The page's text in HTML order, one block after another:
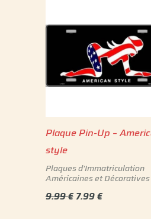
Plaque Pin-Up –
style
Plaques d'Immatriculation
Américaines et Décoratives
9.99€
9.99 €.
7.99€
7.99 €.